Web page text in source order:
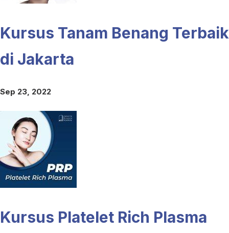
Kursus Tanam Benang Terbaik
di Jakarta
Sep 23, 2022
Kursus Platelet Rich Plasma